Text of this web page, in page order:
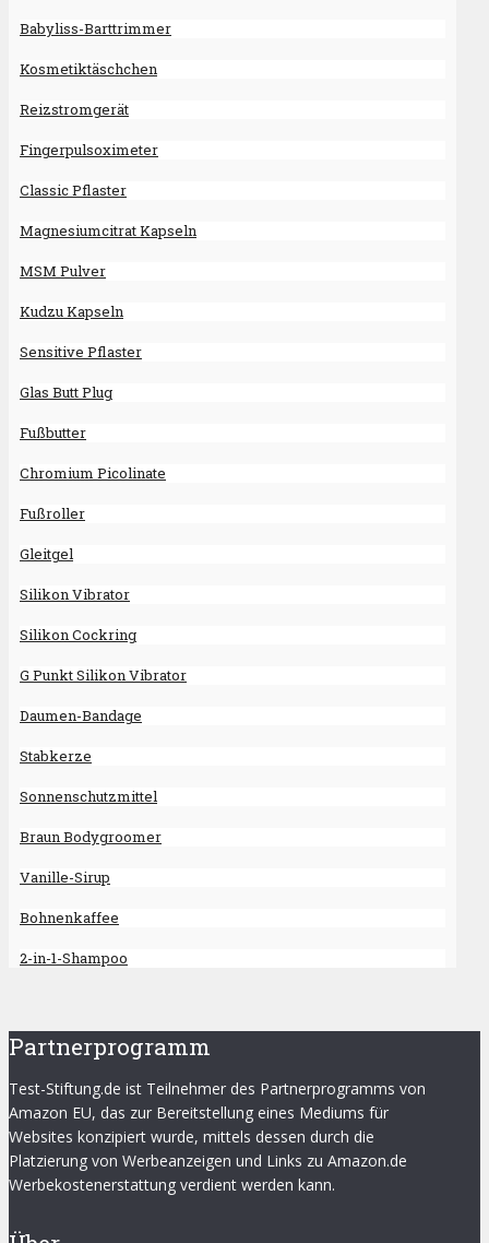
Babyliss-Barttrimmer
Kosmetiktäschchen
Reizstromgerät
Fingerpulsoximeter
Classic Pflaster
Magnesiumcitrat Kapseln
MSM Pulver
Kudzu Kapseln
Sensitive Pflaster
Glas Butt Plug
Fußbutter
Chromium Picolinate
Fußroller
Gleitgel
Silikon Vibrator
Silikon Cockring
G Punkt Silikon Vibrator
Daumen-Bandage
Stabkerze
Sonnenschutzmittel
Braun Bodygroomer
Vanille-Sirup
Bohnenkaffee
2-in-1-Shampoo
Partnerprogramm
Test-Stiftung.de ist Teilnehmer des Partnerprogramms von
Amazon EU, das zur Bereitstellung eines Mediums für
Websites konzipiert wurde, mittels dessen durch die
Platzierung von Werbeanzeigen und Links zu Amazon.de
Werbekostenerstattung verdient werden kann.